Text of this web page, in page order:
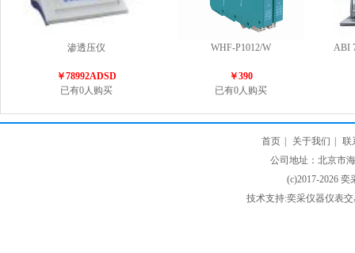
渗透压仪
￥78992ADSD
已有0人购买
WHF-P1012/W
￥390
已有0人购买
ABI
首页 关于我们
联
公司地址：北京市
(c)2017-2026
技术支持:奕采仪器仪表